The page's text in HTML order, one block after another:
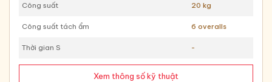
Công suất 20 kg
Công suất tách ẩm 6 overalls
Thời gian S -
Xem thông số kỹ thuật